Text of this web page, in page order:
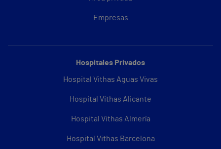
Empresas
Hospitales Privados
Hospital Vithas Aguas Vivas
Hospital Vithas Alicante
Hospital Vithas Almería
Hospital Vithas Barcelona